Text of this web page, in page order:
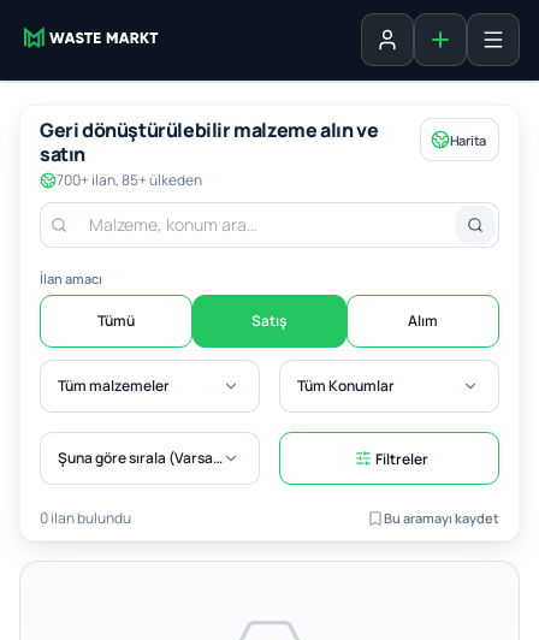
Oturum açListe ekle
Geri dönüştürülebilir malzeme alın ve
satın
700+ ilan, 85+ ülkeden
Harita
İlan amacı
Tümü Satış Alım
Tüm malzemeler Tüm Konumlar
Şuna göre sırala (Varsayılan) Filtreler
0 ilan bulundu Bu aramayı kaydet